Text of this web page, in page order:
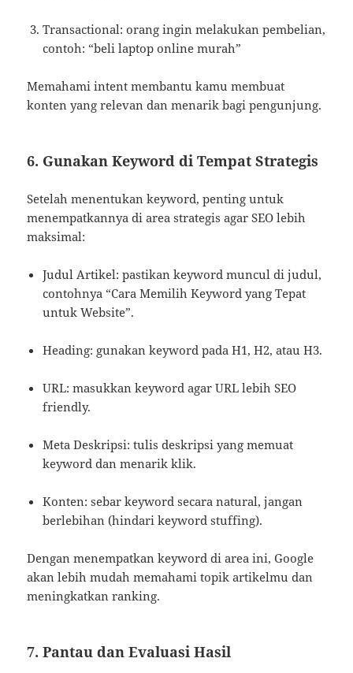
Transactional: orang ingin melakukan pembelian,
contoh: “beli laptop online murah”
Memahami intent membantu kamu membuat
konten yang relevan dan menarik bagi pengunjung.
6. Gunakan Keyword di Tempat Strategis
Setelah menentukan keyword, penting untuk
menempatkannya di area strategis agar SEO lebih
maksimal:
Judul Artikel: pastikan keyword muncul di judul,
contohnya “Cara Memilih Keyword yang Tepat
untuk Website”.
Heading: gunakan keyword pada H1, H2, atau H3.
URL: masukkan keyword agar URL lebih SEO
friendly.
Meta Deskripsi: tulis deskripsi yang memuat
keyword dan menarik klik.
Konten: sebar keyword secara natural, jangan
berlebihan (hindari keyword stuffing).
Dengan menempatkan keyword di area ini, Google
akan lebih mudah memahami topik artikelmu dan
meningkatkan ranking.
7. Pantau dan Evaluasi Hasil